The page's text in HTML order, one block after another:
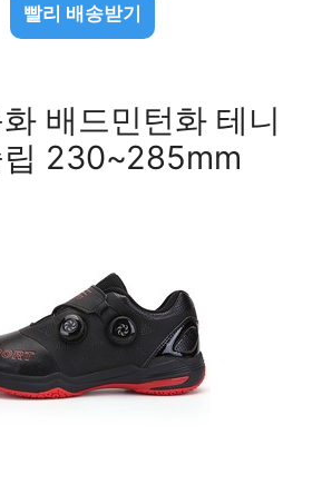
빨리 배송받기
배드민턴화 테니
립 230~285mm